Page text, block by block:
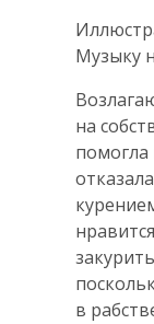
Музыку
на
помогла
в